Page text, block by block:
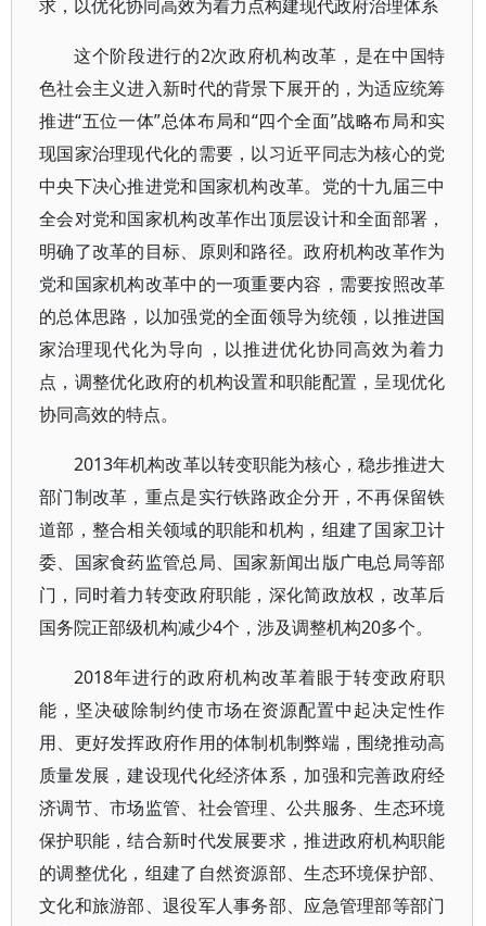
求，以优化协同高效为着力点构建现代政府治理体系
这个阶段进行的2次政府机构改革，是在中国特
色社会主义进入新时代的背景下展开的，为适应统筹
推进“五位一体”总体布局和“四个全面”战略布局和实
现国家治理现代化的需要，以习近平同志为核心的党
中央下决心推进党和国家机构改革。党的十九届三中
全会对党和国家机构改革作出顶层设计和全面部署，
明确了改革的目标、原则和路径。政府机构改革作为
党和国家机构改革中的一项重要内容，需要按照改革
的总体思路，以加强党的全面领导为统领，以推进国
家治理现代化为导向，以推进优化协同高效为着力
点，调整优化政府的机构设置和职能配置，呈现优化
协同高效的特点。
2013年机构改革以转变职能为核心，稳步推进大
部门制改革，重点是实行铁路政企分开，不再保留铁
道部，整合相关领域的职能和机构，组建了国家卫计
委、国家食药监管总局、国家新闻出版广电总局等部
门，同时着力转变政府职能，深化简政放权，改革后
国务院正部级机构减少4个，涉及调整机构20多个。
2018年进行的政府机构改革着眼于转变政府职
能，坚决破除制约使市场在资源配置中起决定性作
用、更好发挥政府作用的体制机制弊端，围绕推动高
质量发展，建设现代化经济体系，加强和完善政府经
济调节、市场监管、社会管理、公共服务、生态环境
保护职能，结合新时代发展要求，推进政府机构职能
的调整优化，组建了自然资源部、生态环境保护部、
文化和旅游部、退役军人事务部、应急管理部等部门